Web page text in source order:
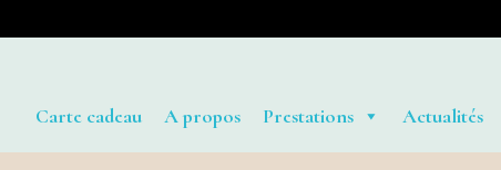
Carte cadeau A propos Prestations Actualités